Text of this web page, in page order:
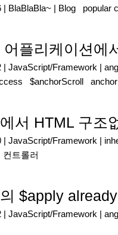
| BlaBlaBla~ | Blog popular
플리케이션에
| JavaScript/Framework |
$anchorScroll anchor
서 HTML 구조
| JavaScript/Framework |
컨트롤러
$apply
| JavaScript/Framework |